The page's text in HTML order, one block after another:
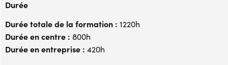
Durée
Durée totale de la formation : 1220h
Durée en centre : 800h
Durée en entreprise : 420h